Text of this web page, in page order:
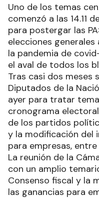
Uno de los temas
comenzó a las 14.11
para postergar las
elecciones generales
la pandemia de
el aval de todos los
Tras casi dos meses
Diputados de la
ayer para tratar
cronograma
de los partidos
y la modificación del
para empresas,
La reunión de la
con un amplio
Consenso fiscal y la
las ganancias para